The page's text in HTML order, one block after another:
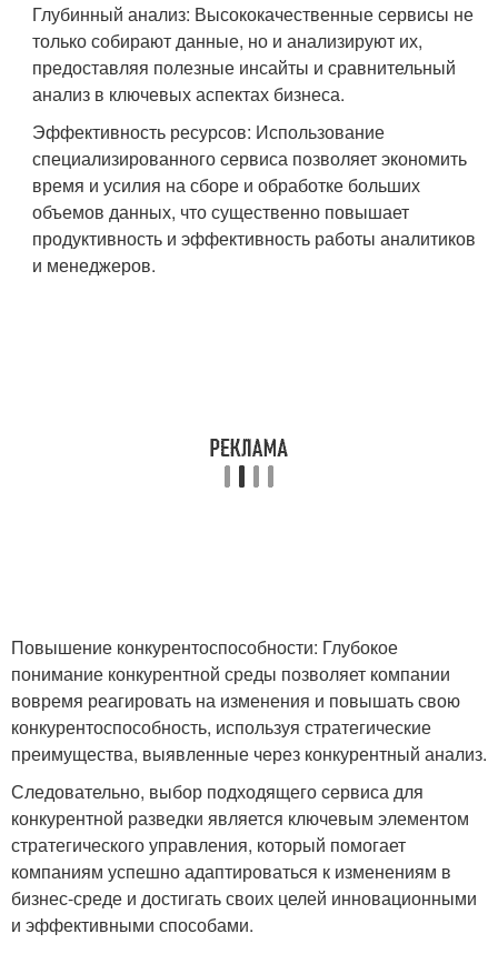
Глубинный анализ: Высококачественные сервисы не
только собирают данные, но и анализируют их,
предоставляя полезные инсайты и сравнительный
анализ в ключевых аспектах бизнеса.
Эффективность ресурсов: Использование
специализированного сервиса позволяет экономить
время и усилия на сборе и обработке больших
объемов данных, что существенно повышает
продуктивность и эффективность работы аналитиков
и менеджеров.
Повышение конкурентоспособности: Глубокое
понимание конкурентной среды позволяет компании
вовремя реагировать на изменения и повышать свою
конкурентоспособность, используя стратегические
преимущества, выявленные через конкурентный анализ.
Следовательно, выбор подходящего сервиса для
конкурентной разведки является ключевым элементом
стратегического управления, который помогает
компаниям успешно адаптироваться к изменениям в
бизнес-среде и достигать своих целей инновационными
и эффективными способами.